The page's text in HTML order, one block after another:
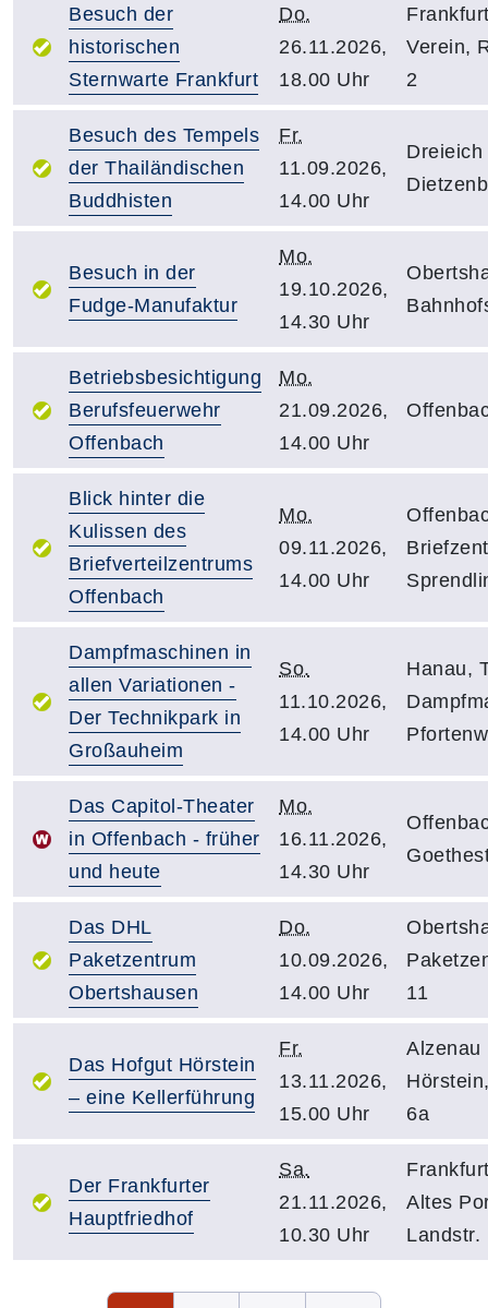
Besuch der
historischen
Sternwarte Frankfurt
Do.
26.11.2026,
18.00 Uhr
Verein,
2
Besuch des Tempels
der Thailändischen
Buddhisten
Fr.
11.09.2026,
14.00 Uhr
Besuch in der
Fudge-Manufaktur
Mo.
19.10.2026,
14.30 Uhr
Betriebsbesichtigung
Berufsfeuerwehr
Offenbach
Mo.
21.09.2026,
14.00 Uhr
Blick hinter die
Kulissen des
Briefverteilzentrums
Offenbach
Mo.
09.11.2026,
14.00 Uhr
Dampfmaschinen in
allen Variationen -
Der Technikpark in
Großauheim
So.
11.10.2026,
14.00 Uhr
Hanau,
Das Capitol-Theater
in Offenbach - früher
und heute
Mo.
16.11.2026,
14.30 Uhr
Das DHL
Paketzentrum
Obertshausen
Do.
10.09.2026,
14.00 Uhr
11
Das Hofgut Hörstein
– eine Kellerführung
Fr.
13.11.2026,
15.00 Uhr
Alzenau
6a
Der Frankfurter
Hauptfriedhof
Sa.
21.11.2026,
10.30 Uhr
Altes
Landstr.